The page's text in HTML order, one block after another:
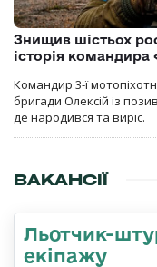
Знищив шістьох
історія командира
Командир 3-ї
бригади Олексій із
де народився та виріс.
ВАКАНСІЇ
Льотчик-
екіпажу